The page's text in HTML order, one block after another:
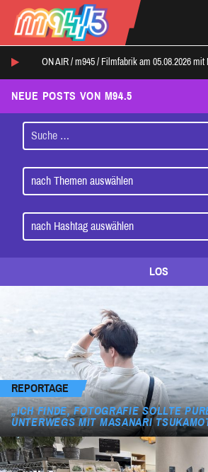
ON AIR / m945 / Filmfabrik am 05.08.2026
NEUE POSTS VON M94.5
LOS
REPORTAGE
„ICH FINDE, FOTOGRAFIE SOLLTE
UNTERWEGS MIT MASANARI